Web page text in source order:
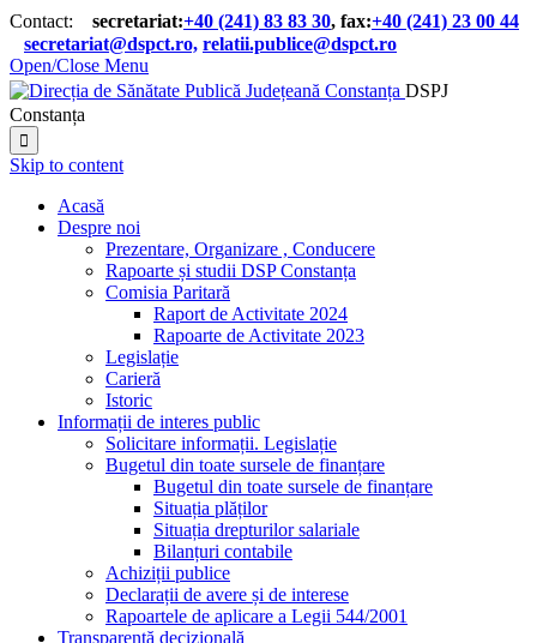
Contact: secretariat:+40 (241) 83 83 30, fax:+40 (241) 23 00 44
secretariat@dspct.ro, relatii.publice@dspct.ro
Open/Close Menu
DSPJ
Constanța

Skip to content
Acasă
Despre noi
Prezentare, Organizare , Conducere
Rapoarte și studii DSP Constanța
Comisia Paritară
Raport de Activitate 2024
Rapoarte de Activitate 2023
Legislație
Carieră
Istoric
Informații de interes public
Solicitare informații. Legislație
Bugetul din toate sursele de finanțare
Bugetul din toate sursele de finanțare
Situația plăților
Situația drepturilor salariale
Bilanțuri contabile
Achiziții publice
Declarații de avere și de interese
Rapoartele de aplicare a Legii 544/2001
Transparență decizională